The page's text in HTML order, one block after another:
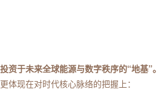
资于未来全球能源与数字秩序的“地基”。
体现在对时代核心脉络的把握上：